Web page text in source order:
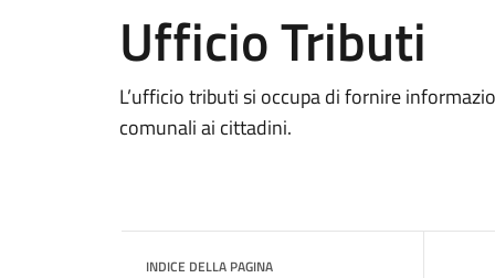
Ufficio Tributi
L’ufficio tributi si occupa di fornire
comunali ai cittadini.
INDICE DELLA PAGINA